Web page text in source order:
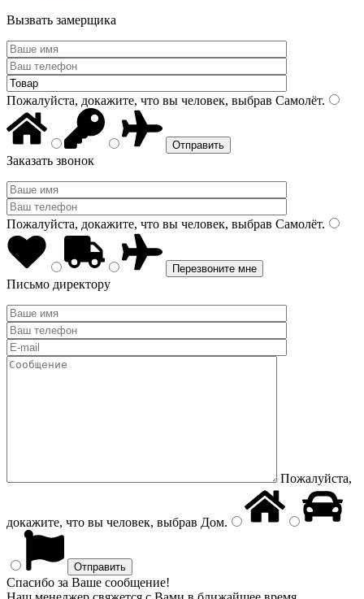
Вызвать замерщика
Пожалуйста, докажите, что вы человек, выбрав Самолёт.
Заказать звонок
Пожалуйста, докажите, что вы человек, выбрав Самолёт.
Письмо директору
Пожалуйста,
докажите, что вы человек, выбрав Дом.
Спасибо за Ваше сообщение!